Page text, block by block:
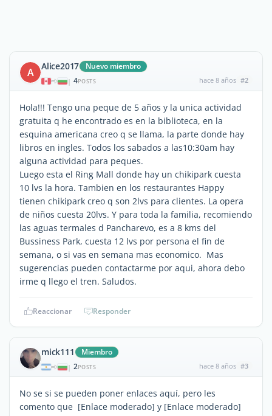
A Alice2017 Nuevo miembro
| 4POSTS hace 8 años #2
Hola!!! Tengo una peque de 5 años y la unica actividad
gratuita q he encontrado es en la biblioteca, en la
esquina americana creo q se llama, la parte donde hay
libros en ingles. Todos los sabados a las10:30am hay
alguna actividad para peques.
Luego esta el Ring Mall donde hay un chikipark cuesta
10 lvs la hora. Tambien en los restaurantes Happy
tienen chikipark creo q son 2lvs para clientes. La opera
de niños cuesta 20lvs. Y para toda la familia, recomiendo
las aguas termales d Pancharevo, es a 8 kms del
Bussiness Park, cuesta 12 lvs por persona el fin de
semana, o si vas en semana mas economico. Mas
sugerencias pueden contactarme por aqui, ahora debo
irme q llego el tren. Saludos.
Reaccionar Responder
mick111 Miembro
| 2POSTS hace 8 años #3
No se si se pueden poner enlaces aquí, pero les
comento que [Enlace moderado] y [Enlace moderado]